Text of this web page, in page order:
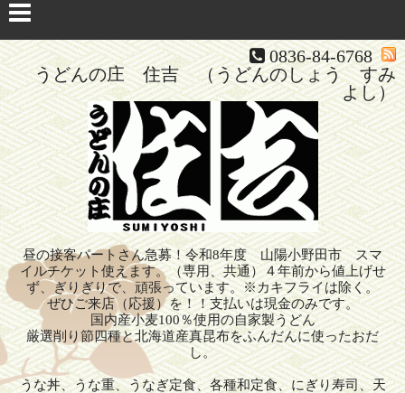
0836-84-6768
うどんの庄 住吉 （うどんのしょう すみ
よし）
昼の接客パートさん急募！令和8年度 山陽小野田市 スマ
イルチケット使えます。（専用、共通）４年前から値上げせ
ず、ぎりぎりで、頑張っています。※カキフライは除く。
ぜひご来店（応援）を！！支払いは現金のみです。
国内産小麦100％使用の自家製うどん
厳選削り節四種と北海道産真昆布をふんだんに使ったおだ
し。
うな丼、うな重、うなぎ定食、各種和定食、にぎり寿司、天